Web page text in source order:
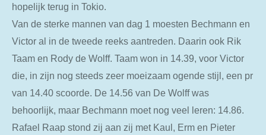
hopelijk terug in Tokio.
Van de sterke mannen van dag 1 moesten Bechmann en
Victor al in de tweede reeks aantreden. Daarin ook Rik
Taam en Rody de Wolff. Taam won in 14.39, voor Victor
die, in zijn nog steeds zeer moeizaam ogende stijl, een pr
van 14.40 scoorde. De 14.56 van De Wolff was
behoorlijk, maar Bechmann moet nog veel leren: 14.86.
Rafael Raap stond zij aan zij met Kaul, Erm en Pieter